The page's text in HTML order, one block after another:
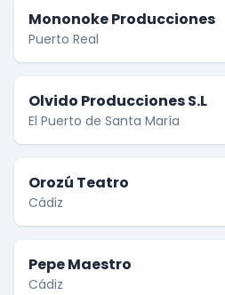
Mononoke Producciones
Puerto Real
Olvido Producciones S.L
El Puerto de Santa María
Orozú Teatro
Cádiz
Pepe Maestro
Cádiz